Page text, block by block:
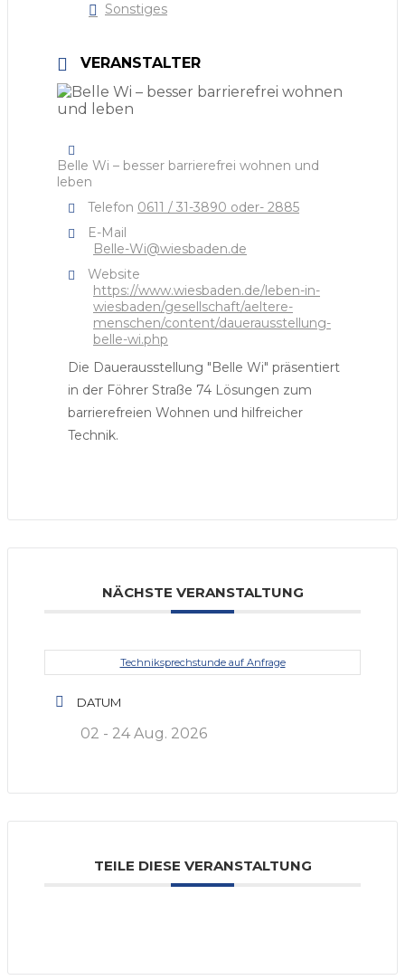
Sonstiges
VERANSTALTER
Belle Wi – besser barrierefrei wohnen und
leben
Telefon 0611 / 31-3890 oder- 2885
E-Mail
Belle-Wi@wiesbaden.de
Website
https://www.wiesbaden.de/leben-in-
wiesbaden/gesellschaft/aeltere-
menschen/content/dauerausstellung-
belle-wi.php
Die Dauerausstellung "Belle Wi" präsentiert
in der Föhrer Straße 74 Lösungen zum
barrierefreien Wohnen und hilfreicher
Technik.
NÄCHSTE VERANSTALTUNG
Techniksprechstunde auf Anfrage
DATUM
02 - 24 Aug. 2026
TEILE DIESE VERANSTALTUNG